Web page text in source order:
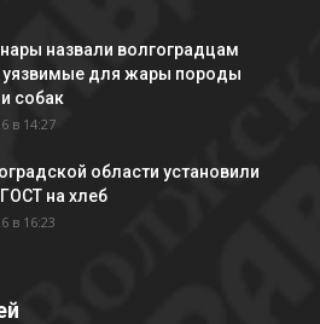
назвали волгоградцам
для жары породы
собак
в 14:27
области установили
на хлеб
в 16:23